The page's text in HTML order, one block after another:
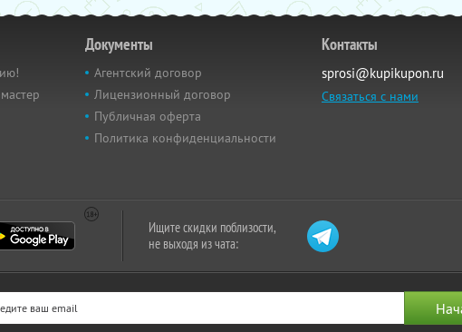
Документы
Агентский договор
Лицензионный договор
Публичная оферта
Политика конфиденциальности
Контакты
sprosi@kupikupon.ru
Связаться с нами
Ищите скидки поблизости,
не выходя из чата: